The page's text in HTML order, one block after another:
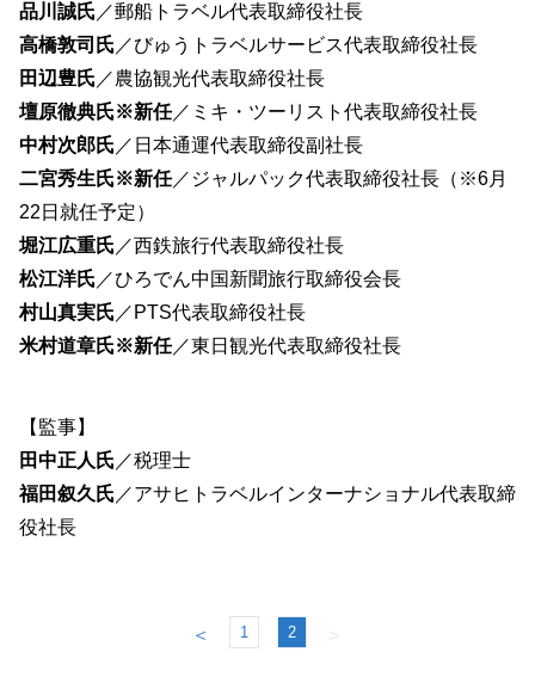
品川誠氏 ／郵船トラベル代表取締役社長
高橋敦司氏 ／びゅうトラベルサービス代表取締役社長
田辺豊氏 ／農協観光代表取締役社長
壇原徹典氏※新任／ミキ・ツーリスト代表取締役社長
中村次郎氏 ／日本通運代表取締役副社長
二宮秀生氏※新任／ジャルパック代表取締役社長（※6月
22日就任予定）
堀江広重氏 ／西鉄旅行代表取締役社長
松江洋氏 ／ひろでん中国新聞旅行取締役会長
村山真実氏 ／PTS代表取締役社長
米村道章氏※新任／東日観光代表取締役社長
【監事】
田中正人氏 ／税理士
福田叙久氏 ／アサヒトラベルインターナショナル代表取締
役社長
＜ 1 2 ＞